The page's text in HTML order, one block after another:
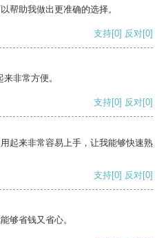
帮助我做出更准确的选择。
支持[0] 反对[0]
非常方便。
支持[0] 反对[0]
起来非常容易上手，让我能够快速熟
支持[0] 反对[0]
够省钱又省心。